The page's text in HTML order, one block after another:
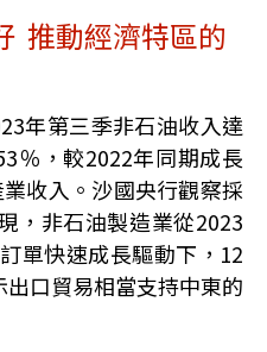
推動經濟特區的
年第三季非石油收入達
％，較2022年同期成長
收入。沙國央行觀察採
，非石油製造業從2023
單快速成長驅動下，12
口貿易相當支持中東的